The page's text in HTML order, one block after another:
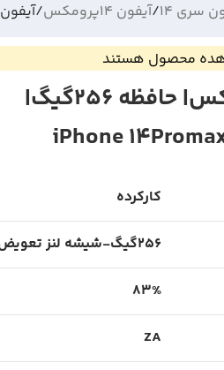
سری 14 آیفون 14پرومکس آیفون 14پرومکس| حافظه 256گیگ| باتری 83| iPhone 14Promax | za
محصول هستند
آیفون 14پرومکس| حافظه 256گیگ|
کارکرده
256گیگ-شیشه لنز تعویض
83%
ZA